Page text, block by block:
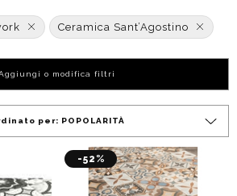
Ceramica Sant’Agostino
o modifica filtri
per: POPOLARITÀ
-52%